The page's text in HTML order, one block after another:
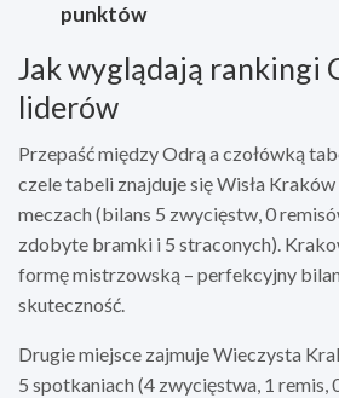
punktów
Jak wyglądają rankingi
liderów
Przepaść między Odrą a czołówką
czele tabeli znajduje się Wisła
meczach (bilans 5 zwycięstw, 0
zdobyte bramki i 5 straconych).
formę mistrzowską – perfekcyjny
skuteczność.
Drugie miejsce zajmuje Wieczysta
5 spotkaniach (4 zwycięstwa, 1 remis,